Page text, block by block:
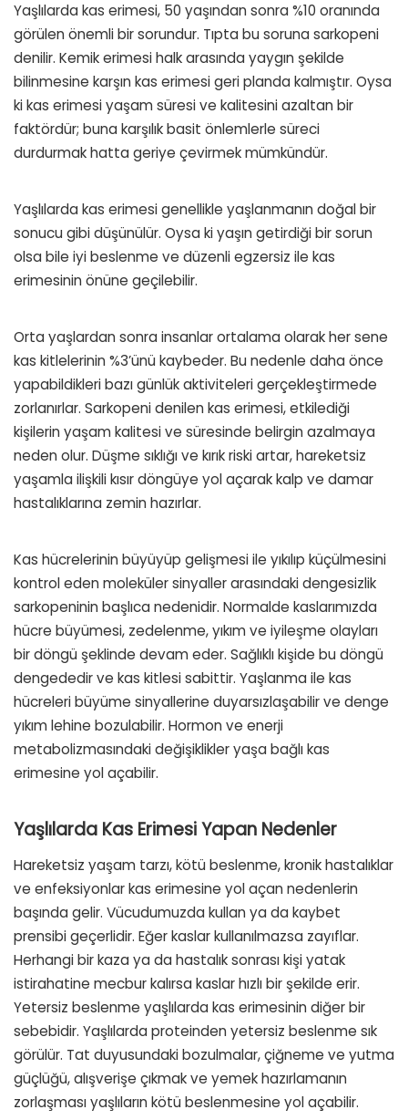
Yaşlılarda kas erimesi, 50 yaşından sonra %10 oranında
görülen önemli bir sorundur. Tıpta bu soruna sarkopeni
denilir. Kemik erimesi halk arasında yaygın şekilde
bilinmesine karşın kas erimesi geri planda kalmıştır. Oysa
ki kas erimesi yaşam süresi ve kalitesini azaltan bir
faktördür; buna karşılık basit önlemlerle süreci
durdurmak hatta geriye çevirmek mümkündür.
Yaşlılarda kas erimesi genellikle yaşlanmanın doğal bir
sonucu gibi düşünülür. Oysa ki yaşın getirdiği bir sorun
olsa bile iyi beslenme ve düzenli egzersiz ile kas
erimesinin önüne geçilebilir.
Orta yaşlardan sonra insanlar ortalama olarak her sene
kas kitlelerinin %3’ünü kaybeder. Bu nedenle daha önce
yapabildikleri bazı günlük aktiviteleri gerçekleştirmede
zorlanırlar. Sarkopeni denilen kas erimesi, etkilediği
kişilerin yaşam kalitesi ve süresinde belirgin azalmaya
neden olur. Düşme sıklığı ve kırık riski artar, hareketsiz
yaşamla ilişkili kısır döngüye yol açarak kalp ve damar
hastalıklarına zemin hazırlar.
Kas hücrelerinin büyüyüp gelişmesi ile yıkılıp küçülmesini
kontrol eden moleküler sinyaller arasındaki dengesizlik
sarkopeninin başlıca nedenidir. Normalde kaslarımızda
hücre büyümesi, zedelenme, yıkım ve iyileşme olayları
bir döngü şeklinde devam eder. Sağlıklı kişide bu döngü
dengededir ve kas kitlesi sabittir. Yaşlanma ile kas
hücreleri büyüme sinyallerine duyarsızlaşabilir ve denge
yıkım lehine bozulabilir. Hormon ve enerji
metabolizmasındaki değişiklikler yaşa bağlı kas
erimesine yol açabilir.
Yaşlılarda Kas Erimesi Yapan Nedenler
Hareketsiz yaşam tarzı, kötü beslenme, kronik hastalıklar
ve enfeksiyonlar kas erimesine yol açan nedenlerin
başında gelir. Vücudumuzda kullan ya da kaybet
prensibi geçerlidir. Eğer kaslar kullanılmazsa zayıflar.
Herhangi bir kaza ya da hastalık sonrası kişi yatak
istirahatine mecbur kalırsa kaslar hızlı bir şekilde erir.
Yetersiz beslenme yaşlılarda kas erimesinin diğer bir
sebebidir. Yaşlılarda proteinden yetersiz beslenme sık
görülür. Tat duyusundaki bozulmalar, çiğneme ve yutma
güçlüğü, alışverişe çıkmak ve yemek hazırlamanın
zorlaşması yaşlıların kötü beslenmesine yol açabilir.